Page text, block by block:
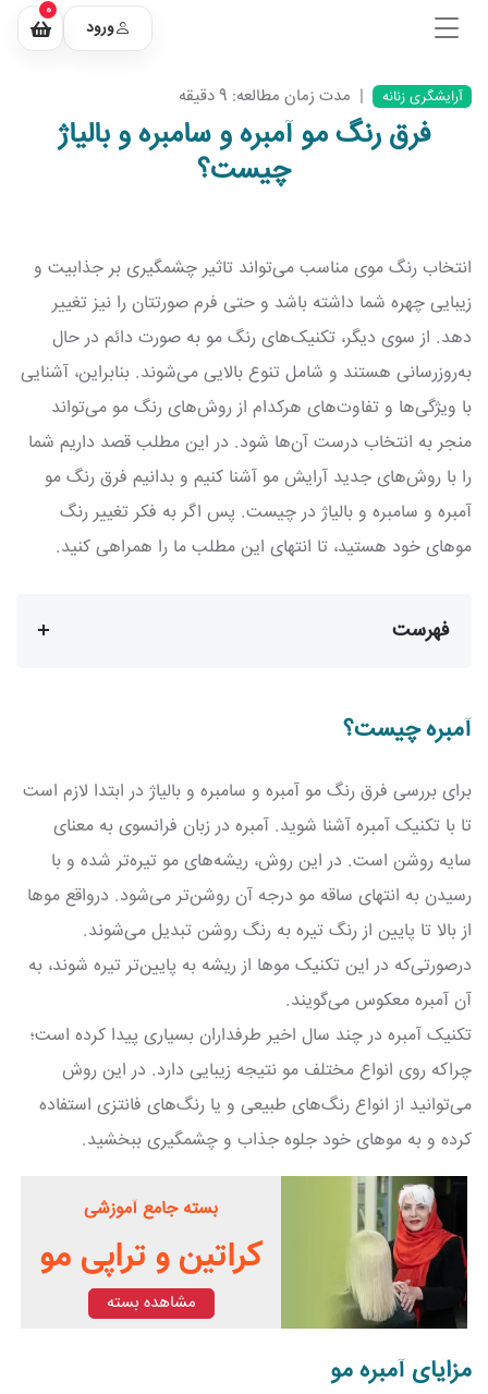
ورود
0
آرایشگری زنانه | مدت زمان مطالعه: 9 دقیقه
فرق رنگ مو آمبره و سامبره و بالیاژ
چیست؟
انتخاب رنگ موی مناسب می‌تواند تاثیر چشمگیری بر جذابیت و
زیبایی چهره شما داشته باشد و حتی فرم صورتتان را نیز تغییر
دهد. از سوی دیگر، تکنیک‌های رنگ مو به صورت دائم در حال
به‌روزرسانی هستند و شامل تنوع بالایی می‌شوند. بنابراین، آشنایی
با ویژگی‌ها و تفاوت‌های هرکدام از روش‌های رنگ مو می‌تواند
منجر به انتخاب درست آن‌ها شود. در این مطلب قصد داریم شما
را با روش‌های جدید آرایش مو آشنا کنیم و بدانیم فرق رنگ مو
آمبره و سامبره و بالیاژ در چیست. پس اگر به فکر تغییر رنگ
موهای خود هستید، تا انتهای این مطلب ما را همراهی کنید.
فهرست
آمبره چیست؟
برای بررسی فرق رنگ مو آمبره و سامبره و بالیاژ در ابتدا لازم است
تا با تکنیک آمبره آشنا شوید. آمبره در زبان فرانسوی به معنای
سایه روشن است. در این روش، ریشه‌های مو تیره‌تر شده و با
رسیدن به انتهای ساقه مو درجه آن‌ روشن‌تر می‌شود. درواقع موها
از بالا تا پایین از رنگ تیره به رنگ روشن تبدیل می‌شوند.
درصورتی‌که در این تکنیک موها از ریشه به پایین‌تر تیره شوند، به
آن آمبره معکوس می‌گویند.
تکنیک آمبره در چند سال اخیر طرفداران بسیاری پیدا کرده است؛
چراکه روی انواع مختلف مو نتیجه زیبایی دارد. در این روش
می‌توانید از انواع رنگ‌های طبیعی و یا رنگ‌های فانتزی استفاده
کرده و به موهای خود جلوه جذاب و چشمگیری ببخشید.
بسته جامع آموزشی
کراتین و تراپی مو
مشاهده بسته
مزایای آمبره مو